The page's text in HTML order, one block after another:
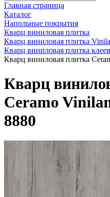
Главная страница
Каталог
Напольные покрытия
Кварц виниловая плитка
Кварц виниловая плитка
Кварц виниловая плитка
Кварц виниловая плитка
Кварц
Ceramo
8880